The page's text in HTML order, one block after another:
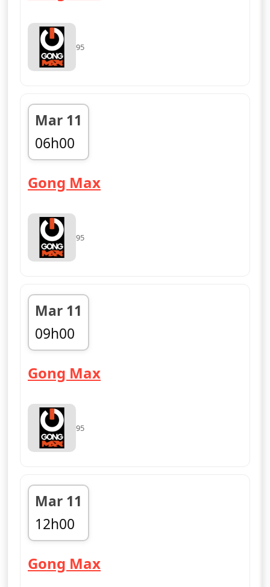
95
Mar 11
06h00
fin 09h00
Gong Max— Gong Max
95
Mar 11
09h00
fin 12h00
Gong Max— Gong Max
95
Mar 11
12h00
fin 15h00
Gong Max— Gong Max